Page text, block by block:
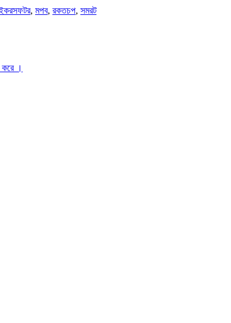
, মপব, রকতচপ, সমরট
করে ।